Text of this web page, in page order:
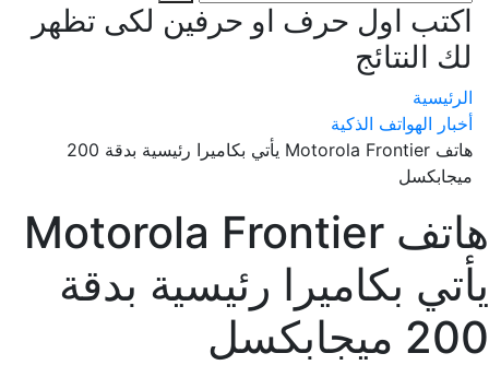
اكتب اول حرف او حرفين لكى تظهر
لك النتائج
الرئيسية
أخبار الهواتف الذكية
هاتف Motorola Frontier يأتي بكاميرا رئيسية بدقة 200
ميجابكسل
هاتف Motorola Frontier
يأتي بكاميرا رئيسية بدقة
200 ميجابكسل